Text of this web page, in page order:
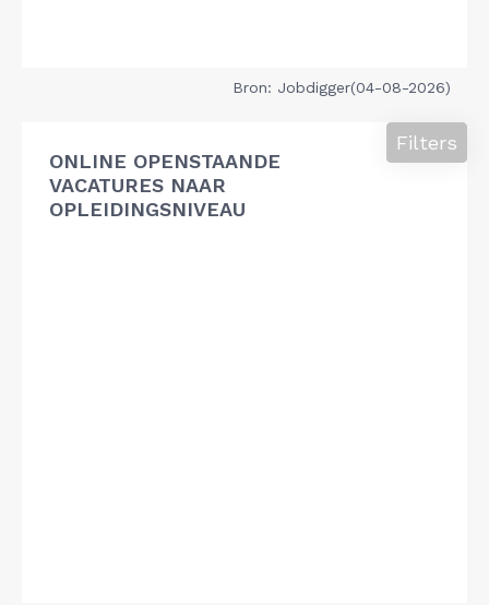
Bron: Jobdigger(04-08-2026)
ONLINE OPENSTAANDE
VACATURES NAAR
OPLEIDINGSNIVEAU
Filters